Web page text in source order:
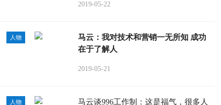
2019-05-22
人物
马云：我对技术和营销一无所知 成功
在于了解人
2019-05-21
人物
马云谈996工作制：这是福气，很多人